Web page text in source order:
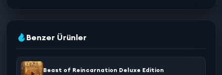
Benzer Ürünler
Beast of Reincarnation Deluxe Edition